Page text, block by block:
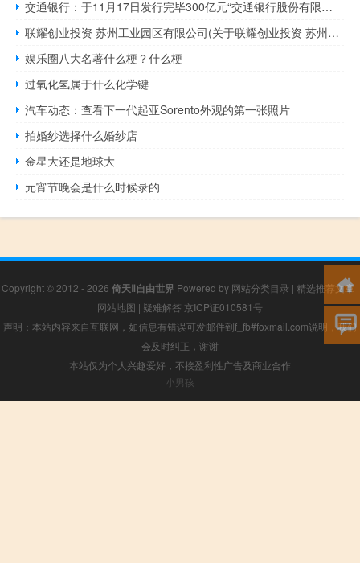
交通银行：于11月17日发行完毕300亿元“交通银行股份有限公司2023年二级资本债券”
联耀创业投资 苏州工业园区有限公司(关于联耀创业投资 苏州工业园区有限公司简述)
娱乐圈八大名著什么梗？什么梗
过氧化氢属于什么化学键
汽车动态：查看下一代起亚Sorento外观的第一张照片
拍婚纱选择什么婚纱店
金星大还是地球大
元宵节晚会是什么时候录的
Copyright © 2012 - 2026 倚天Ⅱ自由世界Powered by 网站分类目录 | 精选推荐文章 |
网站地图 | 疑难解答 京ICP证010581号
声明：本站内容来自互联网，如信息有错误可发邮件到f_fb#foxmail.com说明，我们
会及时纠正，谢谢
本站仅为个人兴趣爱好，不接盈利性广告及商业合作
小男孩